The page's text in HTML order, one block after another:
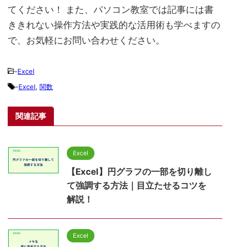
てください！ また、パソコン教室では記事には書
ききれない操作方法や実践的な活用術も学べますの
で、お気軽にお問い合わせください。
-Excel
-Excel, 関数
関連記事
Excel
【Excel】円グラフの一部を切り離し
て強調する方法｜目立たせるコツを
解説！
Excel